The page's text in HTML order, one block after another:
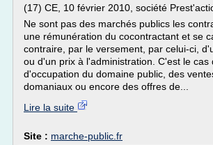
(17) CE, 10 février 2010, société
Ne sont pas des marchés publics les
une rémunération du cocontractant et se
contraire, par le versement, par celui-ci,
ou d'un prix à l'administration. C'est le cas
d'occupation du domaine public, des
domaniaux ou encore des offres de...
Lire la suite
Site : marche-public.fr